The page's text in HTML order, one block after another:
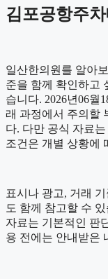
김포공항주
일산한의원를 알아
준을 함께 확인하고
습니다. 2026년06월
래 과정에서 주의할
다. 다만 공식 자료
조건은 개별 상황에
표시나 광고, 거래
도 함께 참고할 수
자료는 기본적인 판
용 전에는 안내받은